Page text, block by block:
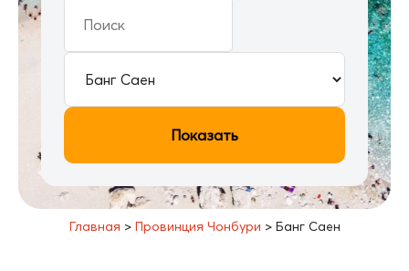
Показать
Главная > Провинция Чонбури > Банг Саен